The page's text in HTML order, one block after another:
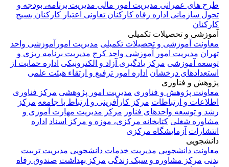
طرح های عمرانی مدیریت امور مالی مدیریت برنامه، بودجه و
تحول سازمانی اداره رفاه کارکنان تعاونی اعتبار کارکنان بسیج
کارکنان
آموزشی و تحصیلات تکمیلی
معاونت آموزشی و تحصیلات تکمیلی مدیریت امورآموزشی واحد
تهران مدیریت امور آموزشی واحد کرج مدیریت برنامه ریزی و
توسعه آموزشی مرکز یادگیری آزاد و الکترونیکی اداره حمایت از
استعدادهای درخشان اداره امور ترفیع و ارتقاء هیئت علمی
پژوهش و فناوری
معاونت پژوهش و فناوری مدیریت امور پژوهشی مرکز فناوری
اطلاعات و ارتباطات مرکز کارآفرینی و ارتباط با جامعه مرکز
رشد و توسعه واحدهای فناور مرکز مدیریت مهارت آموزی و
مشاوره شغلی کتابخانه مرکزی، موزه و مرکز اسناد اداره
انتشارات آزمایشگاه مرکزی
دانشجویی
معاونت دانشجویی مدیریت خدمات دانشجویی مدیریت تربیت
بدنی مرکز مشاوره و سبک زندگی مرکز بهداشت صندوق رفاه